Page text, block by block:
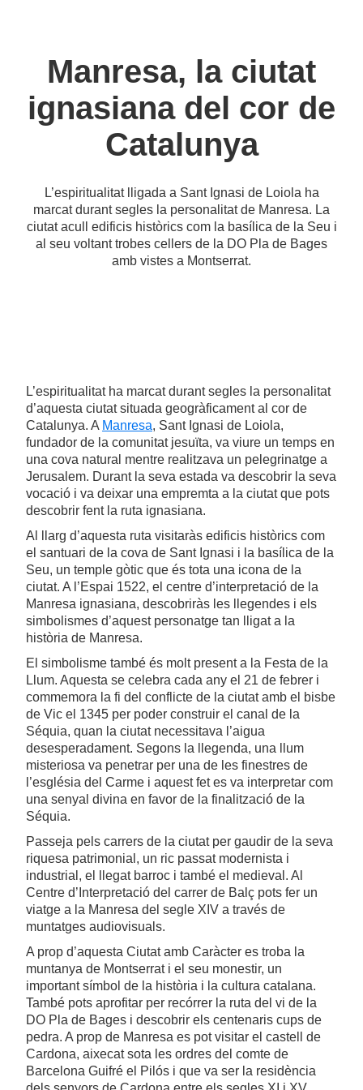
Manresa, la ciutat
ignasiana del cor de
Catalunya
L’espiritualitat lligada a Sant Ignasi de Loiola ha
marcat durant segles la personalitat de Manresa. La
ciutat acull edificis històrics com la basílica de la Seu i
al seu voltant trobes cellers de la DO Pla de Bages
amb vistes a Montserrat.
L’espiritualitat ha marcat durant segles la personalitat
d’aquesta ciutat situada geogràficament al cor de
Catalunya. A Manresa, Sant Ignasi de Loiola,
fundador de la comunitat jesuïta, va viure un temps en
una cova natural mentre realitzava un pelegrinatge a
Jerusalem. Durant la seva estada va descobrir la seva
vocació i va deixar una empremta a la ciutat que pots
descobrir fent la ruta ignasiana.
Al llarg d’aquesta ruta visitaràs edificis històrics com
el santuari de la cova de Sant Ignasi i la basílica de la
Seu, un temple gòtic que és tota una icona de la
ciutat. A l’Espai 1522, el centre d’interpretació de la
Manresa ignasiana, descobriràs les llegendes i els
simbolismes d’aquest personatge tan lligat a la
història de Manresa.
El simbolisme també és molt present a la Festa de la
Llum. Aquesta se celebra cada any el 21 de febrer i
commemora la fi del conflicte de la ciutat amb el bisbe
de Vic el 1345 per poder construir el canal de la
Séquia, quan la ciutat necessitava l’aigua
desesperadament. Segons la llegenda, una llum
misteriosa va penetrar per una de les finestres de
l’església del Carme i aquest fet es va interpretar com
una senyal divina en favor de la finalització de la
Séquia.
Passeja pels carrers de la ciutat per gaudir de la seva
riquesa patrimonial, un ric passat modernista i
industrial, el llegat barroc i també el medieval. Al
Centre d’Interpretació del carrer de Balç pots fer un
viatge a la Manresa del segle XIV a través de
muntatges audiovisuals.
A prop d’aquesta Ciutat amb Caràcter es troba la
muntanya de Montserrat i el seu monestir, un
important símbol de la història i la cultura catalana.
També pots aprofitar per recórrer la ruta del vi de la
DO Pla de Bages i descobrir els centenaris cups de
pedra. A prop de Manresa es pot visitar el castell de
Cardona, aixecat sota les ordres del comte de
Barcelona Guifré el Pilós i que va ser la residència